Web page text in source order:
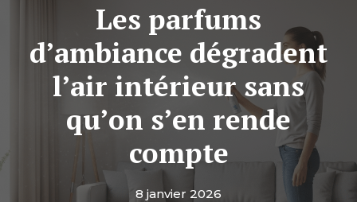
Les parfums
d’ambiance dégradent
l’air intérieur sans
qu’on s’en rende
compte
8 janvier 2026